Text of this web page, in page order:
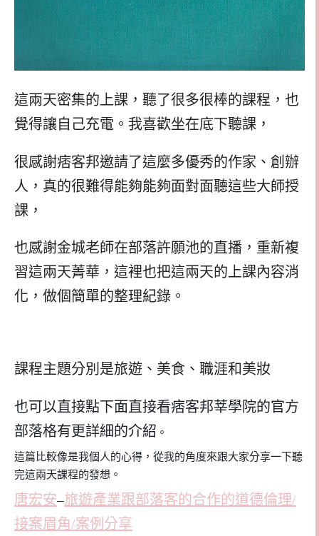
這兩天密集的上課，聽了很多很棒的課程，也
覺得讓自己充電。我喜歡坐在底下聽課，
很感謝痞客邦邀請了這麼多優秀的作家、創辦
人，真的很難得能夠能夠面對面聽這些大師授
課，
也感謝金城老師在部落許願池的直播，重新複
習這兩天菁華，這裡也把這兩天的上課內容消
化，做個簡單的整理紀錄。
課程主題分別是旅遊、美食、職涯和美妝
也可以直接點下面直接看痞客邦莘學院的官方
部落格有更詳細的介紹 。
這篇比較像是我個人的心得，從我的角度來跟大家分享一下聽
完這兩天課程的發想。
唐宏安–旅遊產業跟部落客的合作的道德倫理/
接案眉角/案例分享